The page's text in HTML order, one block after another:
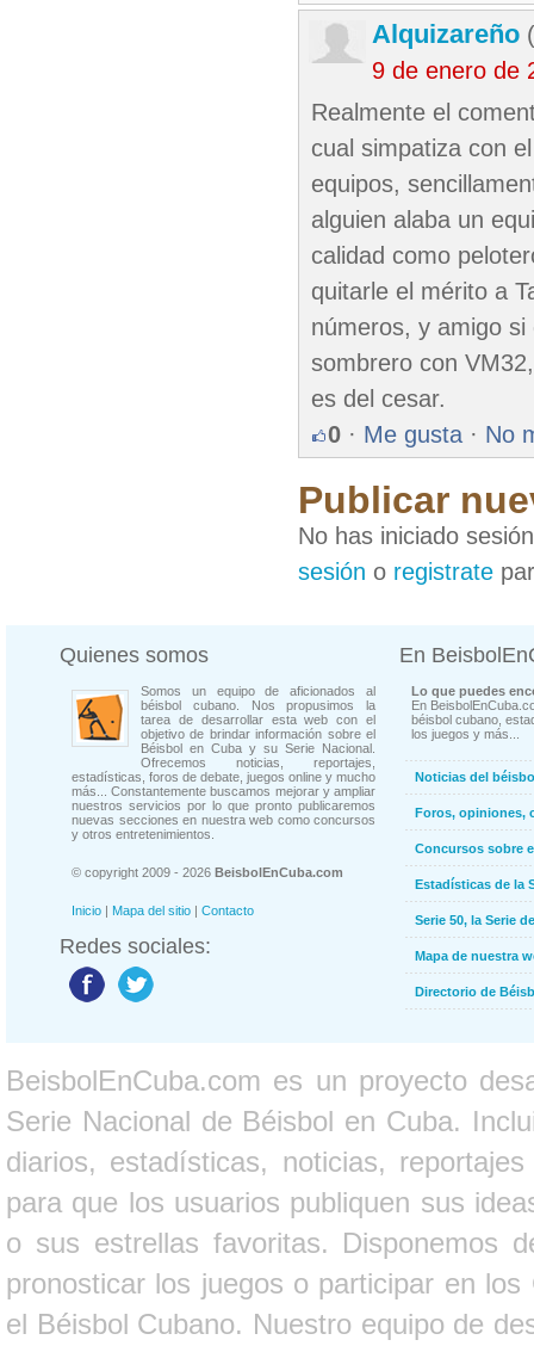
Alquizareño
9 de enero de
Realmente el
cual simpatiza con
equipos,
alguien alaba un
calidad como
quitarle el mérito a
números, y amigo
sombrero con
es del cesar.
0 · Me gusta · No
Publicar
No has iniciado
sesión o registrate
Quienes somos
Somos un equipo de aficionados al
béisbol cubano. Nos propusimos la
tarea de desarrollar esta web con el
objetivo de brindar información sobre el
Béisbol en Cuba y su Serie Nacional.
Ofrecemos noticias, reportajes,
estadísticas, foros de debate, juegos online y mucho
más... Constantemente buscamos mejorar y ampliar
nuestros servicios por lo que pronto publicaremos
nuevas secciones en nuestra web como concursos
y otros entretenimientos.
© copyright 2009 - 2026 BeisbolEnCuba.com
Inicio | Mapa del sitio | Contacto
Redes sociales:
En
Lo que puedes
En
béisbol cubano,
los juegos y más...
Noticias del
Foros, opiniones,
Concursos sobre
Estadísticas de la
Serie 50, la Serie
Mapa de nuestra
Directorio de
BeisbolEnCuba.com es un proyecto
Serie Nacional de Béisbol en Cuba.
diarios, estadísticas, noticias,
para que los usuarios publiquen sus
o sus estrellas favoritas. Disponemos
pronosticar los juegos o participar en
el Béisbol Cubano. Nuestro equipo de